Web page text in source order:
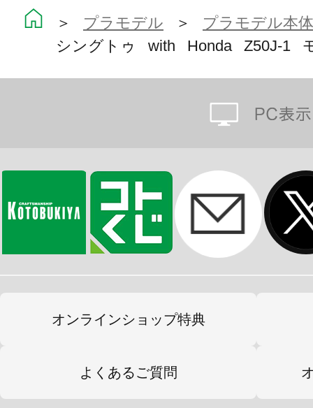
＞ プラモデル ＞ プラモデル本体
シングトゥ with Honda Z50J-1
オンラインショップ特典
よくあるご質問